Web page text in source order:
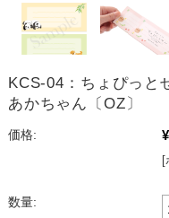
KCS-04：ちょぴっと
あかちゃん〔OZ〕
価格:
[
数量: